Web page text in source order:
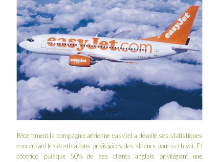
Récemment la compagnie aérienne easyJeta dévoilé ses statistiques
concernant les destinations privilégiées des skieurs pour cet hiver. Et
cocorico, puisque 50% de ses clients anglais privilégient une